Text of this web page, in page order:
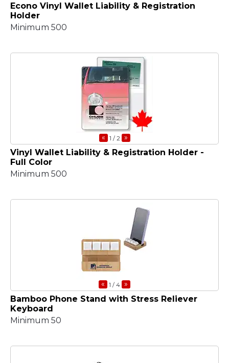
Econo Vinyl Wallet Liability & Registration
Holder
Minimum 500
« 1 / 2 »
Vinyl Wallet Liability & Registration Holder -
Full Color
Minimum 500
« 1 / 4 »
Bamboo Phone Stand with Stress Reliever
Keyboard
Minimum 50